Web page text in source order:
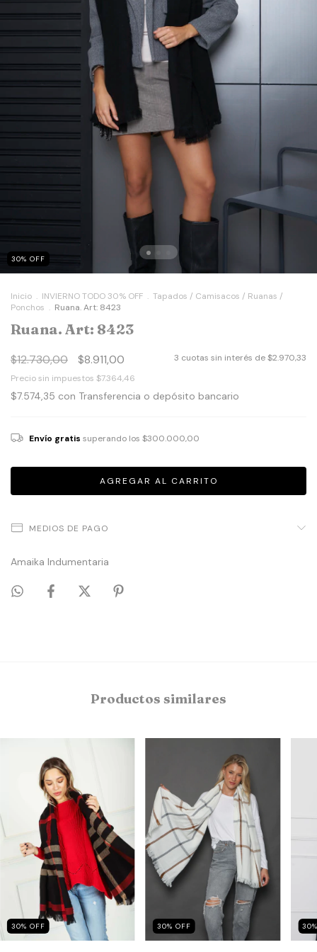
30% OFF
Inicio . INVIERNO TODO 30% OFF . Tapados / Camisacos / Ruanas /
Ponchos . Ruana. Art: 8423
Ruana. Art: 8423
$12.730,00 $8.911,00 3 cuotas sin interés de$2.970,33
Precio sin impuestos $7.364,46
$7.574,35 con Transferencia o depósito bancario
Envío gratis superando los $300.000,00
MEDIOS DE PAGO
Amaika Indumentaria
Productos similares
30% OFF 30% OFF 30